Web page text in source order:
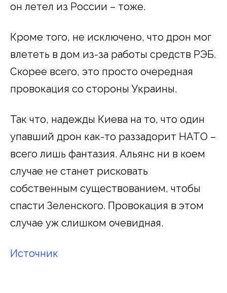
он летел из России – тоже.
Кроме того, не исключено, что дрон мог
влететь в дом из-за работы средств РЭБ.
Скорее всего, это просто очередная
провокация со стороны Украины.
Так что, надежды Киева на то, что один
упавший дрон как-то раззадорит НАТО –
всего лишь фантазия. Альянс ни в коем
случае не станет рисковать
собственным существованием, чтобы
спасти Зеленского. Провокация в этом
случае уж слишком очевидная.
Источник